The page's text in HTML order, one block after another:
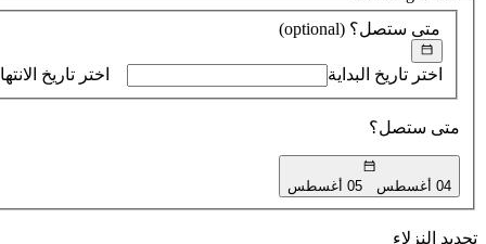
متى ستصل؟ (optional)
اختر تاريخ البداية اختر تاريخ
متى ستصل؟
04 أغسطس 05 أغسطس
تحديد النزلاء